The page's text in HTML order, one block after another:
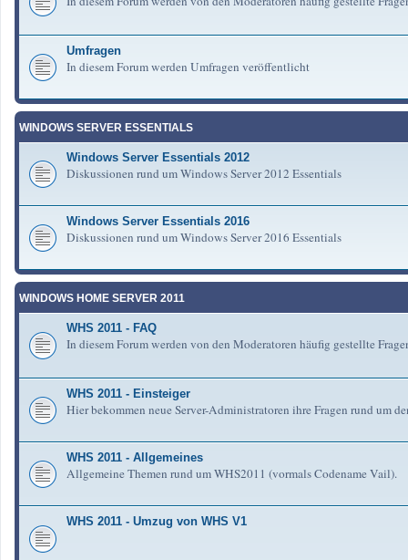
Umfragen
In diesem Forum werden Umfragen veröffentlicht
WINDOWS SERVER ESSENTIALS
Windows Server Essentials 2012
Diskussionen rund um Windows Server 2012 Essentials
Windows Server Essentials 2016
Diskussionen rund um Windows Server 2016 Essentials
WINDOWS HOME SERVER 2011
WHS 2011 - FAQ
In diesem Forum werden von den Moderatoren häufig gestellte
WHS 2011 - Einsteiger
Hier bekommen neue Server-Administratoren ihre Fragen rund um
WHS 2011 - Allgemeines
Allgemeine Themen rund um WHS2011 (vormals Codename Vail).
WHS 2011 - Umzug von WHS V1